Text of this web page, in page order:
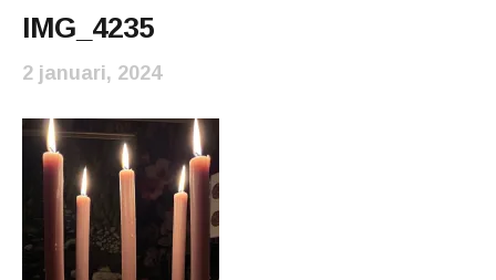
IMG_4235
2 januari, 2024